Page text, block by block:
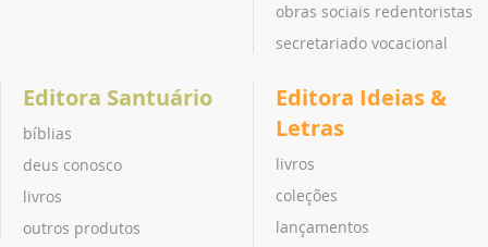
obras sociais redentoristas
secretariado vocacional
Editora Santuário
bíblias
deus conosco
livros
outros produtos
Editora Ideias &
Letras
livros
coleções
lançamentos